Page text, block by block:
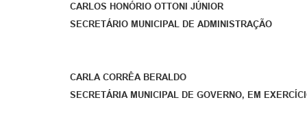
CARLOS HONÓRIO OTTONI JÚNIOR
SECRETÁRIO MUNICIPAL DE ADMINISTRAÇÃO
CARLA CORRÊA BERALDO
SECRETÁRIA MUNICIPAL DE GOVERNO, EM